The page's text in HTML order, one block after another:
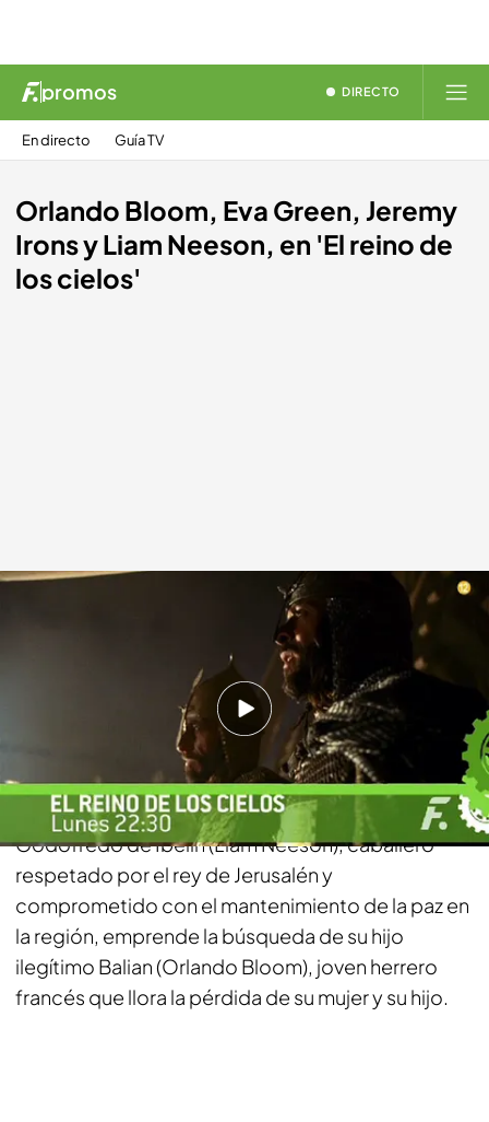
promos DIRECTO
En directo Guía TV
Orlando Bloom, Eva Green, Jeremy
Irons y Liam Neeson, en 'El reino de
los cielos'
Siglo XII, Europa entera está inmersa en las
Cruzadas para recuperar la Tierra Santa.
Godofredo de Ibelin (Liam Neeson), caballero
respetado por el rey de Jerusalén y
comprometido con el mantenimiento de la paz en
la región, emprende la búsqueda de su hijo
ilegítimo Balian (Orlando Bloom), joven herrero
francés que llora la pérdida de su mujer y su hijo.